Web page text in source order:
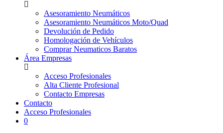
Asesoramiento Neumáticos
Asesoramiento Neumáticos Moto/Quad
Devolución de Pedido
Homologación de Vehículos
Comprar Neumaticos Baratos
Área Empresas
Acceso Profesionales
Alta Cliente Profesional
Contacto Empresas
Contacto
Acceso Profesionales
0